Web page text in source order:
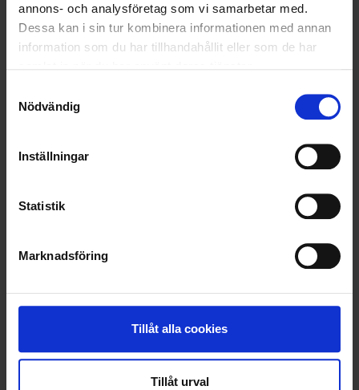
annons- och analysföretag som vi samarbetar med.
Dessa kan i sin tur kombinera informationen med annan
information som du har tillhandahållit eller som de har
Nödvändig
Inställningar
Statistik
Marknadsföring
Tillåt alla cookies
Tillåt urval
LÄS MER
LANDSKRONA